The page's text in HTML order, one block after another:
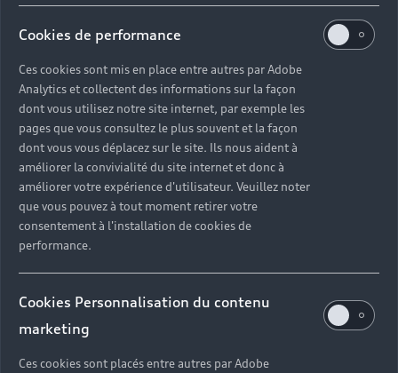
Faites le choix
d’un service sur-
mesure avec
Audi Saint-Malo
Lorsque vous choisissez Audi, vous optez pour
une qualité de prestation et un savoir-faire sans
compromis. Dans chacune de nos concessions de
voitures Audi, nos techniciens experts possèdent
les connaissances, les compétences et les outils
nécessaires pour réaliser toutes les interventions
Cookies de performance
Ces cookies sont mis en place entre autres par Adobe
Analytics et collectent des informations sur la façon
dont vous utilisez notre site internet, par exemple les
pages que vous consultez le plus souvent et la façon
dont vous vous déplacez sur le site. Ils nous aident à
améliorer la convivialité du site internet et donc à
améliorer votre expérience d'utilisateur. Veuillez noter
que vous pouvez à tout moment retirer votre
consentement à l'installation de cookies de
performance.
Cookies Personnalisation du contenu
marketing
Ces cookies sont placés entre autres par Adobe